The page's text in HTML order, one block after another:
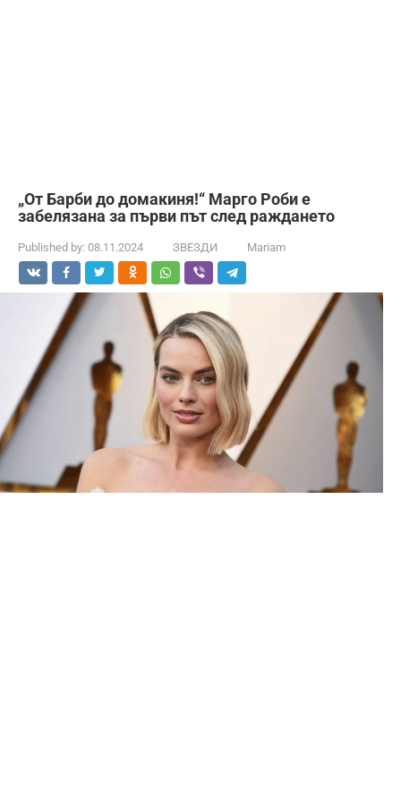
„От Барби до домакиня!“ Марго Роби е
забелязана за първи път след раждането
Published by: 08.11.2024 ЗВЕЗДИ Mariam